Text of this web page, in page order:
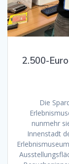
2.500-
Die
nunmehr
Innenstadt